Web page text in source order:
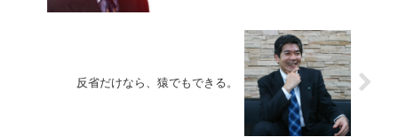
反省だけなら、猿でもできる。